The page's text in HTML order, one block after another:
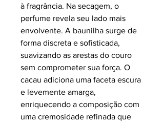
à fragrância. Na secagem, o
perfume revela seu lado mais
envolvente. A baunilha surge de
forma discreta e sofisticada,
suavizando as arestas do couro
sem comprometer sua força. O
cacau adiciona uma faceta escura
e levemente amarga,
enriquecendo a composição com
uma cremosidade refinada que